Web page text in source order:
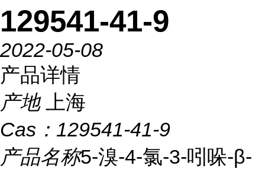
129541-41-9
2022-05-08
产品详情
产地
上海
Cas： 129541-41-9
产品名称5-溴-4-氯-3-吲哚-β-